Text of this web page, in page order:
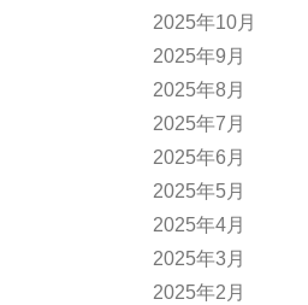
2025年10月
2025年9月
2025年8月
2025年7月
2025年6月
2025年5月
2025年4月
2025年3月
2025年2月